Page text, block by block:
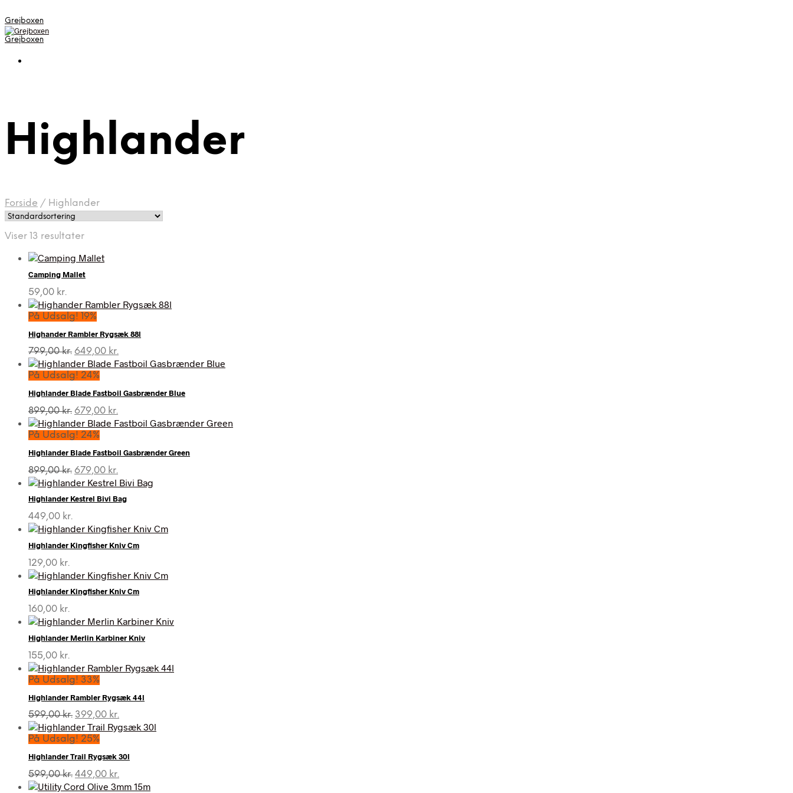
Grejboxen
Grejboxen
Highlander
Forside / Highlander
Viser 13 resultater
Camping Mallet
59,00 kr.
På Udsalg! 19%
Highander Rambler Rygsæk 88l
799,00kr. Den
oprindelige
pris
799,00 kr..
649,00 kr.
aktuelle
649,00 kr..
På Udsalg! 24%
Highlander Blade Fastboil Gasbrænder Blue
899,00kr. Den
oprindelige
pris
899,00 kr..
679,00 kr.
aktuelle
679,00 kr..
På Udsalg! 24%
Highlander Blade Fastboil Gasbrænder Green
899,00kr. Den
oprindelige
var:
679,00 kr.
aktuelle
er:
Highlander Kestrel Bivi Bag
449,00 kr.
Highlander Kingfisher Kniv Cm
129,00 kr.
Highlander Kingfisher Kniv Cm
160,00 kr.
Highlander Merlin Karbiner Kniv
155,00 kr.
På Udsalg! 33%
Highlander Rambler Rygsæk 44l
599,00kr. Den
oprindelige
pris
599,00 kr..
399,00 kr.
aktuelle
399,00 kr..
På Udsalg! 25%
Highlander Trail Rygsæk 30l
599,00kr. Den
oprindelige
449,00 kr.
aktuelle